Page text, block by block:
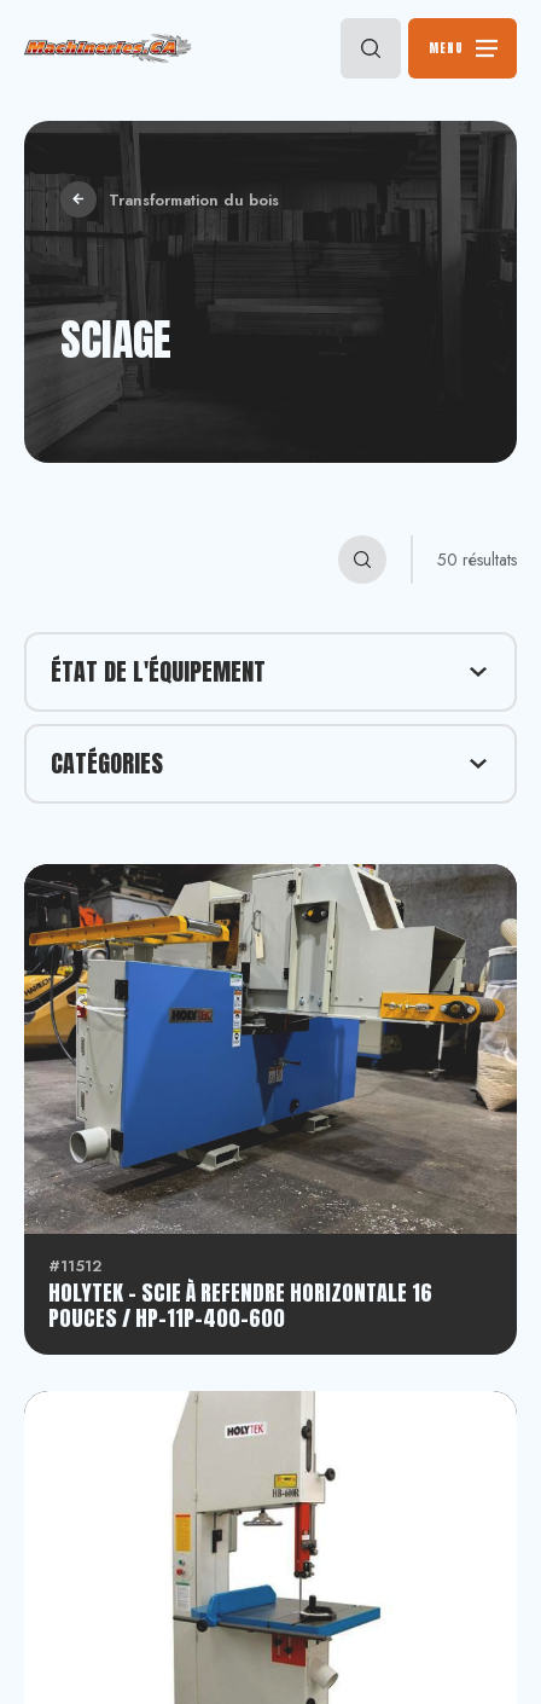
MENU
Transformation du bois
SCIAGE
50 résultats
ÉTAT DE L'ÉQUIPEMENT
Équipement neuf
Équipement usagé
CATÉGORIES
Scie radiale
Scie à onglet double angles composées
Scie à onglet double
Scie à câdre
Scie radiale double
Scie à refendre horizontale
Banc de scie
Déligneuse multiple
Déligneuse multiple à lame mobile
#11512
HOLYTEK - SCIE À REFENDRE HORIZONTALE 16
POUCES / HP-11P-400-600